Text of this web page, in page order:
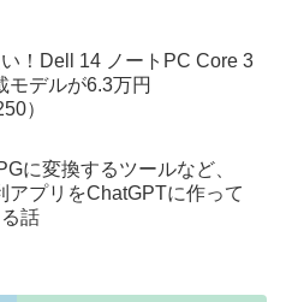
！Dell 14 ノートPC Core 3
モデルが6.3万円
）
に変換するツールなど、
アプリをChatGPTに作って
話